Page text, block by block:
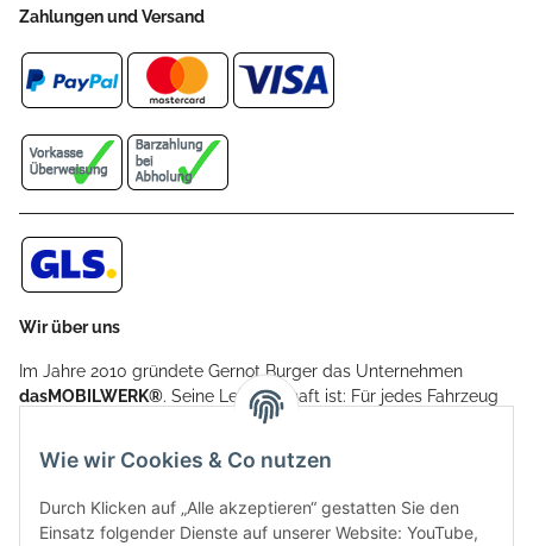
Zahlungen und Versand
Wir über uns
Im Jahre 2010 gründete Gernot Burger das Unternehmen
dasMOBILWERK®. Seine Leidenschaft ist: Für jedes Fahrzeug
ein Car Cover anzubieten - passgenau und individuell.
weitere Produkte, wie Reifenschuhe, Hardtopständer hinzu.
sind mit hochwertigen Techniken und Materialien gefertigt.
Wie wir Cookies & Co nutzen
Durch Klicken auf „Alle akzeptieren“ gestatten Sie den
Einsatz folgender Dienste auf unserer Website: YouTube,